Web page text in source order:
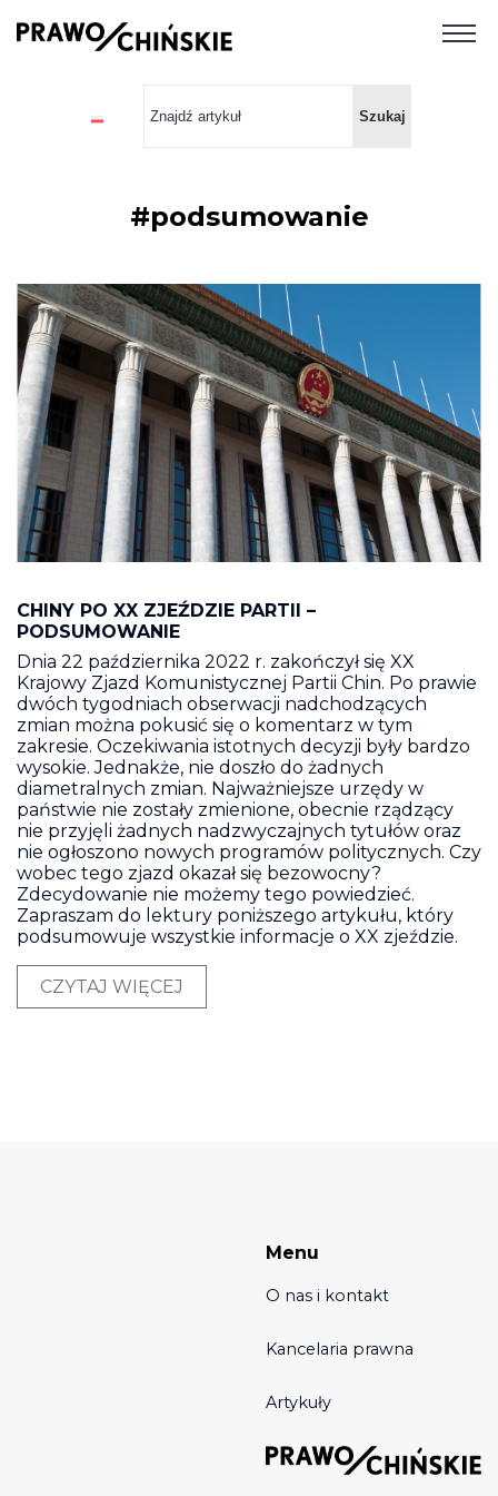
#podsumowanie
CHINY PO XX ZJEŹDZIE PARTII –
PODSUMOWANIE
Dnia 22 października 2022 r. zakończył się XX
Krajowy Zjazd Komunistycznej Partii Chin. Po prawie
dwóch tygodniach obserwacji nadchodzących
zmian można pokusić się o komentarz w tym
zakresie. Oczekiwania istotnych decyzji były bardzo
wysokie. Jednakże, nie doszło do żadnych
diametralnych zmian. Najważniejsze urzędy w
państwie nie zostały zmienione, obecnie rządzący
nie przyjęli żadnych nadzwyczajnych tytułów oraz
nie ogłoszono nowych programów politycznych. Czy
wobec tego zjazd okazał się bezowocny?
Zdecydowanie nie możemy tego powiedzieć.
Zapraszam do lektury poniższego artykułu, który
podsumowuje wszystkie informacje o XX zjeździe.
CZYTAJ WIĘCEJ
Menu
O nas i kontakt
Kancelaria prawna
Artykuły